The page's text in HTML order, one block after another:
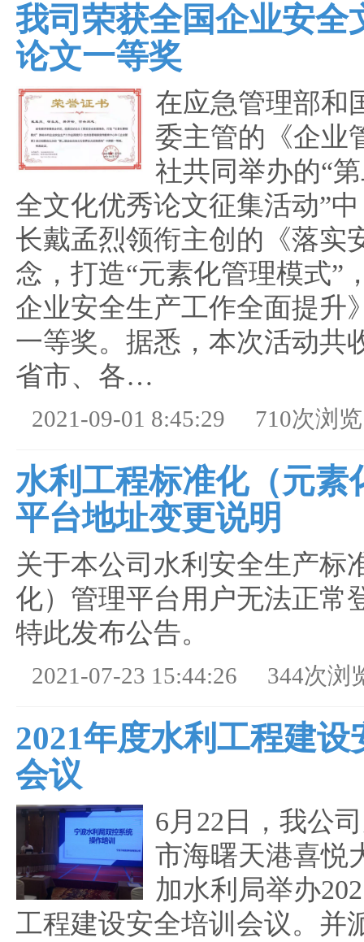
我司荣获全国企业安全
论文一等奖
在应急管理部和
委主管的《企业
社共同举办的“
全文化优秀论文征集活动”
长戴孟烈领衔主创的《落实
念，打造“元素化管理模式”
企业安全生产工作全面提升
一等奖。据悉，本次活动共
省市、各…
2021-09-01 8:45:29 710次浏览
水利工程标准化（元素
平台地址变更说明
关于本公司水利安全生产标
化）管理平台用户无法正常
特此发布公告。
2021-07-23 15:44:26 344次浏
2021年度水利工程建设
会议
6月22日，我公
市海曙天港喜悦
加水利局举办
工程建设安全培训会议。并